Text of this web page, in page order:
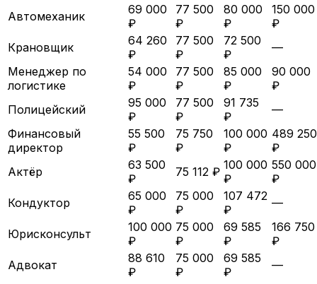
Автомеханик
69 000
₽
77 500
₽
80 000
₽
150 000
₽
Крановщик
64 260
₽
77 500
₽
72 500
₽
—
Менеджер по
логистике
54 000
₽
77 500
₽
85 000
₽
90 000
₽
Полицейский
95 000
₽
77 500
₽
91 735
₽
—
Финансовый
директор
55 500
₽
75 750
₽
100 000
₽
489 250
₽
Актёр
63 500
₽
75 112 ₽ 100 000
₽
550 000
₽
Кондуктор
65 000
₽
75 000
₽
107 472
₽
—
Юрисконсульт
100 000
₽
75 000
₽
69 585
₽
166 750
₽
Адвокат
88 610
₽
75 000
₽
69 585
₽
—